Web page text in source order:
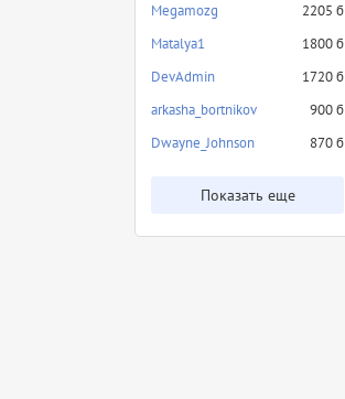
Megamozg
2205 б
Matalya1
1800 б
DevAdmin
1720 б
arkasha_bortnikov
900 б
Dwayne_Johnson
870 б
Показать еще